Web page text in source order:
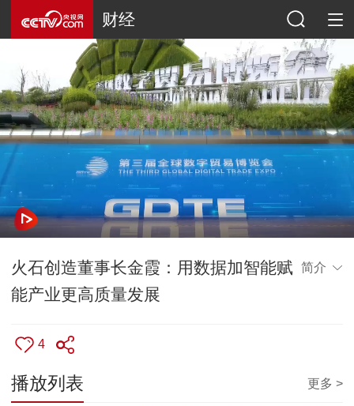
财经
火石创造董事长金霞：用数据加智能赋
能产业更高质量发展
简介
4
播放列表 更多 >